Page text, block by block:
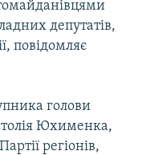
депутатів,
повідомляє
голови
Юхименка,
регіонів,